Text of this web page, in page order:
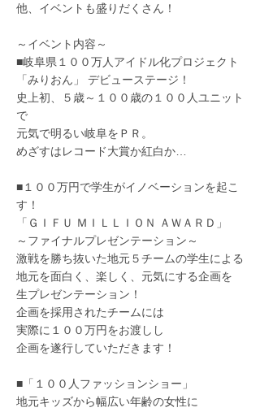
他、イベントも盛りだくさん！
～イベント内容～
■岐阜県１００万人アイドル化プロジェクト
「みりおん」 デビューステージ！
史上初、５歳～１００歳の１００人ユニット
で
元気で明るい岐阜をＰＲ。
めざすはレコード大賞か紅白か…
■１００万円で学生がイノベーションを起こ
す！
「ＧＩＦＵ ＭＩＬＬＩＯＮ ＡＷＡＲＤ」
～ファイナルプレゼンテーション～
激戦を勝ち抜いた地元５チームの学生による
地元を面白く、楽しく、元気にする企画を
生プレゼンテーション！
企画を採用されたチームには
実際に１００万円をお渡しし
企画を遂行していただきます！
■「１００人ファッションショー」
地元キッズから幅広い年齢の女性に